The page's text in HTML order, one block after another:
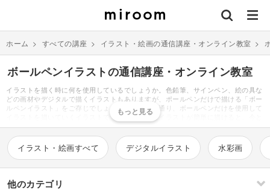
ホーム > すべての講座 > イラスト・絵画の通信講座・オンライン教室 >
ボールペンイラストの通信講座・オンライン教室
イラストを描く時に何を使用しているでしょうか。色鉛筆、サインペン、絵の具な
どの画材やデジタルで描くイラストもありますが、ポールペンだけで描ける「ボー
ルペンイラスト」をご存じでしょうか。その名の通り、ボールペンだけを使用して
イラストを描いていくイラストです。おしゃれなイラストが簡単に描けると、今と
ても人気があります。かわいい犬や猫などの動物、女の子や男の子といった人物、
かわいい花や夏や冬の四季のイラスト、様々な物がちょっとしたコツで描けるので
す。ポーペンと聞くと、黒ばかり連想しがちですが、ボールペンイラストは黒で描
くだけではありません。カラフルに塗ったり、黒以外の単色で描いたり、黒で描い
たイラストをPCでカラーを乗せるなどバリエーションも豊富です。簡単に描ける
講座や教室もあり、本もたくさん出版されているので、新しい趣味として取り入れ
てみてはいかがでしょうか。絵は苦手だから、と敬遠していた人にこそボールペン
イラストはおすすめです。
イラスト・絵画すべて デジタルイラスト 水彩画
他のカテゴリ